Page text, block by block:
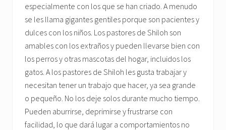
especialmente con los que se han criado. A menudo
se les llama gigantes gentiles porque son pacientes y
dulces con los niños. Los pastores de Shiloh son
amables con los extraños y pueden llevarse bien con
los perros y otras mascotas del hogar, incluidos los
gatos. A los pastores de Shiloh les gusta trabajar y
necesitan tener un trabajo que hacer, ya sea grande
o pequeño. No los deje solos durante mucho tiempo.
Pueden aburrirse, deprimirse y frustrarse con
facilidad, lo que dará lugar a comportamientos no